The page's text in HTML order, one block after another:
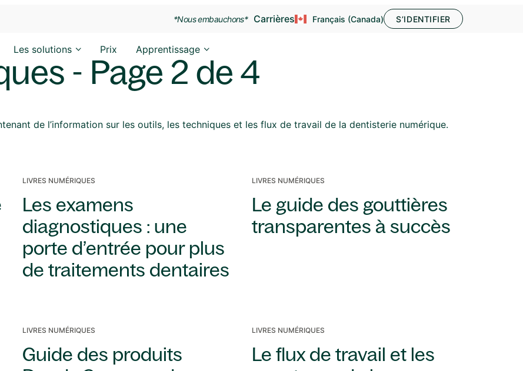
*Nous embauchons* Carrières Français (Canada) S’IDENTIFIER
Les solutions Prix Apprentissage
- Page 2 de 4
de l’information sur les outils, les techniques et les flux de travail de la dentisterie numérique.
LIVRES NUMÉRIQUES
Les examens
diagnostiques : une
porte d’entrée pour plus
de traitements dentaires
LIVRES NUMÉRIQUES
Le guide des gouttières
transparentes à succès
LIVRES NUMÉRIQUES
Guide des produits
LIVRES NUMÉRIQUES
Le flux de travail et les